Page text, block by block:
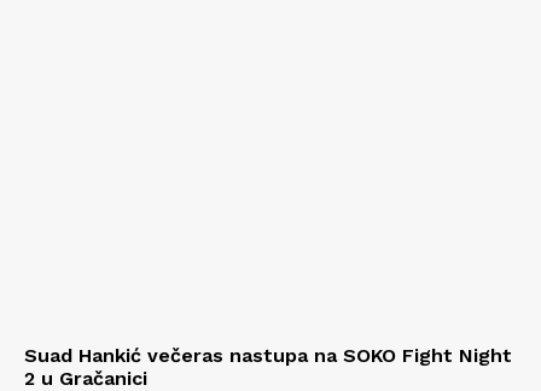
Suad Hankić večeras nastupa na SOKO Fight Night
2 u Gračanici